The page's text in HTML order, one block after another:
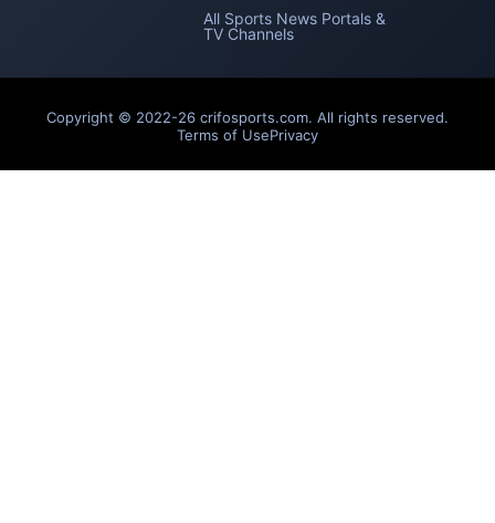
All Sports News Portals &
TV Channels
Copyright © 2022-26 crifosports.com. All rights reserved.
Terms of UsePrivacy